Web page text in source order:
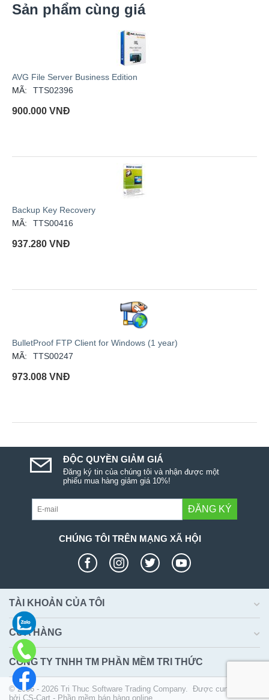
Sản phẩm cùng giá
AVG File Server Business Edition
MÃ:
TTS02396
900.000 VNĐ
Backup Key Recovery
MÃ:
TTS00416
937.280 VNĐ
BulletProof FTP Client for Windows (1 year)
MÃ:
TTS00247
973.008 VNĐ
ĐỘC QUYỀN GIẢM GIÁ
Đăng ký tin của chúng tôi và nhận được một
phiếu mua hàng giảm giá 10%!
ĐĂNG KÝ
CHÚNG TÔI TRÊN MẠNG XÃ HỘI
TÀI KHOẢN CỦA TÔI
CỬA HÀNG
CÔNG TY TNHH TM PHẦN MỀM TRI THỨC
© 2006 - 2026 Tri Thuc Software Trading Company. Được cung cấp
bởi CS-Cart - Phần mềm bán hàng online